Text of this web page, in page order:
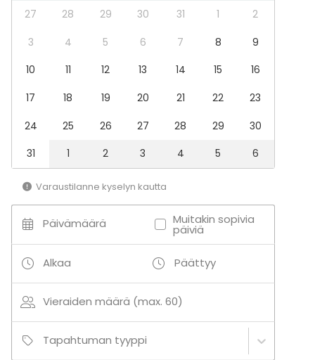
Pikkujoulut
Tilatyypit
Ravintola
Baari
27 28 29 30 31 1
2
3
4 5 6 7 8
9
10
11 12 13 14 15
16
17
18 19 20 21 22
23
24
25 26 27 28 29
30
31
1 2 3 4 5 6
Varaustilanne kyselyn kautta
Päivämäärä Muitakin sopivia
päiviä
Alkaa Päättyy
Vieraiden määrä (max. 60)
Tapahtuman tyyppi